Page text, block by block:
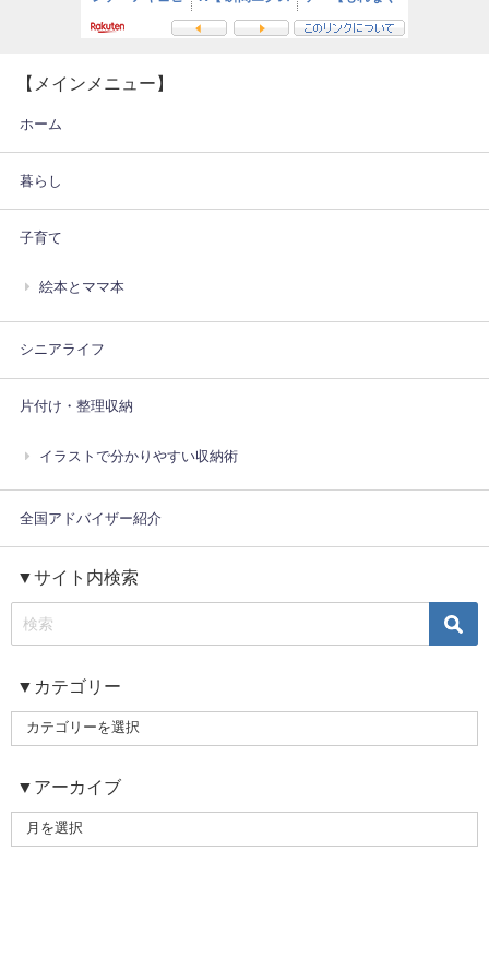
【メインメニュー】
ホーム
暮らし
子育て
絵本とママ本
シニアライフ
片付け・整理収納
イラストで分かりやすい収納術
全国アドバイザー紹介
▼サイト内検索
▼カテゴリー
▼アーカイブ